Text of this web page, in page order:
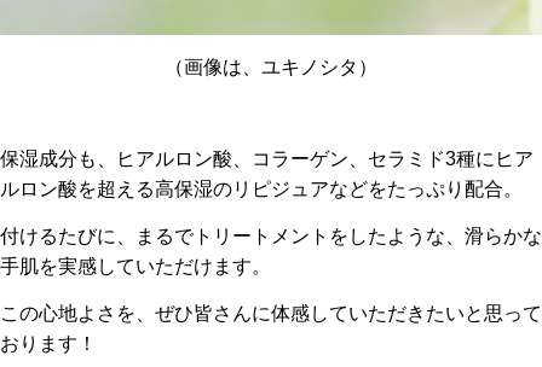
（画像は、ユキノシタ）
保湿成分も、ヒアルロン酸、コラーゲン、セラミド3種にヒア
ルロン酸を超える高保湿のリピジュアなどをたっぷり配合。
付けるたびに、まるでトリートメントをしたような、滑らかな
手肌を実感していただけます。
この心地よさを、ぜひ皆さんに体感していただきたいと思って
おります！